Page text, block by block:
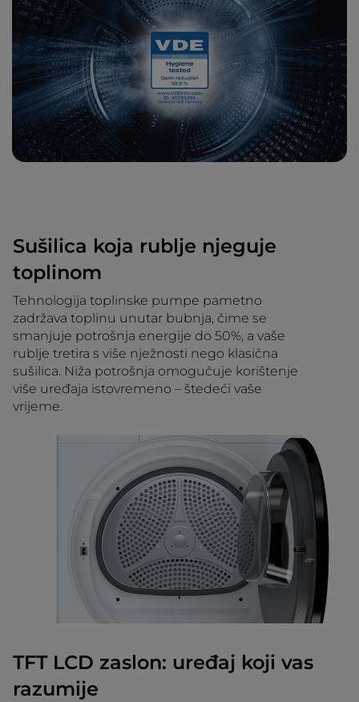
Sušilica koja rublje njeguje
toplinom
Tehnologija toplinske pumpe pametno
zadržava toplinu unutar bubnja, čime se
smanjuje potrošnja energije do 50%, a vaše
rublje tretira s više nježnosti nego klasična
sušilica. Niža potrošnja omogućuje korištenje
više uređaja istovremeno – štedeći vaše
vrijeme.
TFT LCD zaslon: uređaj koji vas
razumije